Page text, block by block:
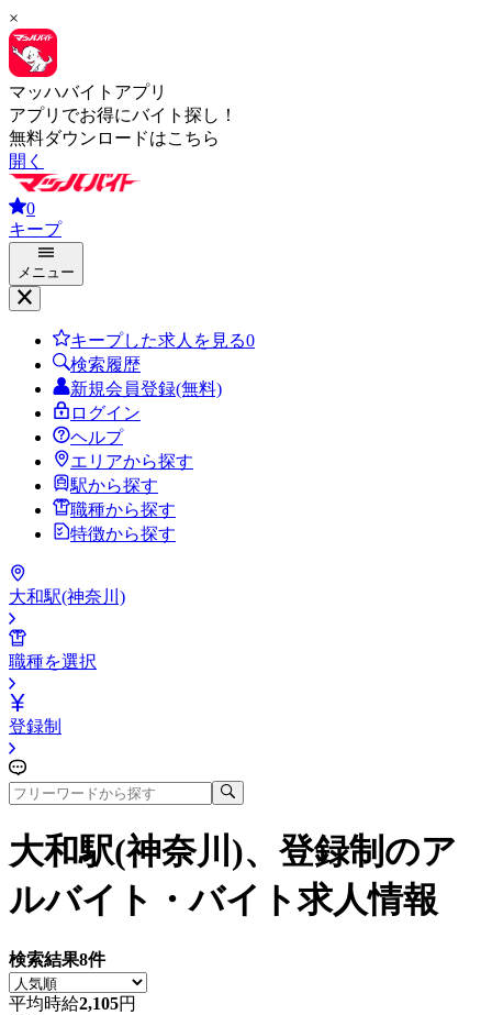
×
マッハバイトアプリ
アプリでお得にバイト探し！
無料ダウンロードはこちら
開く
0
キープ
メニュー
キープした求人を見る0
検索履歴
新規会員登録(無料)
ログイン
ヘルプ
エリアから探す
駅から探す
職種から探す
特徴から探す
大和駅(神奈川)
職種を選択
登録制
大和駅(神奈川)、登録制 のア
ルバイト・バイト求人情報
検索結果8件
平均時給2,105円